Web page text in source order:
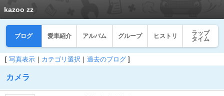
kazoo zz
ブログ 愛車紹介 アルバム グループ ヒストリ
ラップ
タイム
[ 写真表示 ｜ カテゴリ選択 ｜ 過去のブログ ]
カメラ